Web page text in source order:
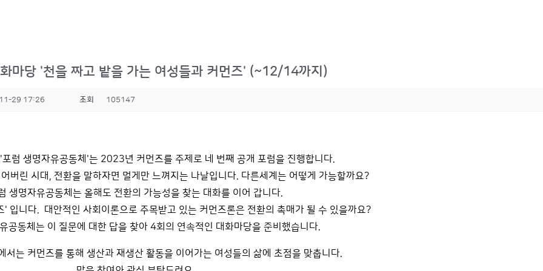
마당 '천을 짜고 밭을 가는 여성들과 커먼즈' (~12/14까지)
29 17:26 조회 105147
럼 생명자유공동체'는 2023년 커먼즈를 주제로 네 번째 공개 포럼을 진행합니다.
버린 시대, 전환을 말하자면 멀게만 느껴지는 나날입니다. 다른세계는 어떻게 가능할까요?
생명자유공동체는 올해도 전환의 가능성을 찾는 대화를 이어 갑니다.
입니다. 대안적인 사회이론으로 주목받고 있는 커먼즈론은 전환의 촉매가 될 수 있을까요?
공동체는 이 질문에 대한 답을 찾아 4회의 연속적인 대화마당을 준비했습니다.
서는 커먼즈를 통해 생산과 재생산 활동을 이어가는 여성들의 삶에 초점을 맞춥니다.